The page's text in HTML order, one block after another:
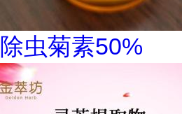
除虫菊素50%